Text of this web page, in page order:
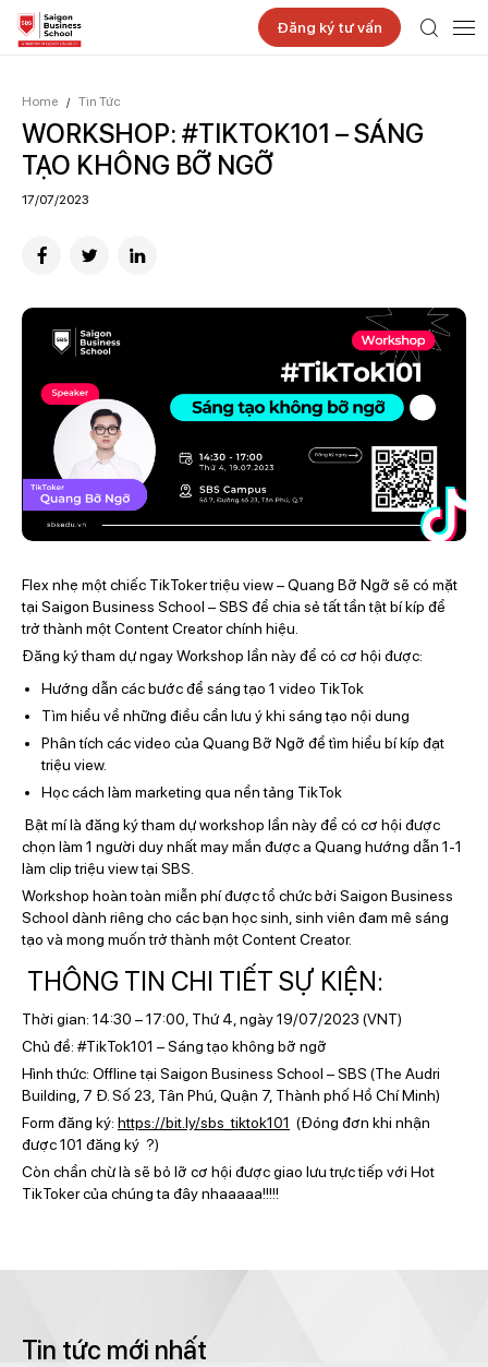
Đăng ký tư vấn
Home / Tin Tức
WORKSHOP: #TIKTOK101 – SÁNG
TẠO KHÔNG BỠ NGỠ
17/07/2023
Flex nhẹ một chiếc TikToker triệu view – Quang Bỡ Ngỡ sẽ có mặt
tại Saigon Business School – SBS để chia sẻ tất tần tật bí kíp để
trở thành một Content Creator chính hiệu.
Đăng ký tham dự ngay Workshop lần này để có cơ hội được:
Hướng dẫn các bước để sáng tạo 1 video TikTok
Tìm hiểu về những điều cần lưu ý khi sáng tạo nội dung
Phân tích các video của Quang Bỡ Ngỡ để tìm hiểu bí kíp đạt
triệu view.
Học cách làm marketing qua nền tảng TikTok
Bật mí là đăng ký tham dự workshop lần này để có cơ hội được
chọn làm 1 người duy nhất may mắn được a Quang hướng dẫn 1-1
làm clip triệu view tại SBS.
Workshop hoàn toàn miễn phí được tổ chức bởi Saigon Business
School dành riêng cho các bạn học sinh, sinh viên đam mê sáng
tạo và mong muốn trở thành một Content Creator.
THÔNG TIN CHI TIẾT SỰ KIỆN:
Thời gian: 14:30 – 17:00, Thứ 4, ngày 19/07/2023 (VNT)
Chủ đề: #TikTok101 – Sáng tạo không bỡ ngỡ
Hình thức: Offline tại Saigon Business School – SBS (The Audri
Building, 7 Đ. Số 23, Tân Phú, Quận 7, Thành phố Hồ Chí Minh)
Form đăng ký: https://bit.ly/sbs_tiktok101 (Đóng đơn khi nhận
được 101 đăng ký ?)
Còn chần chừ là sẽ bỏ lỡ cơ hội được giao lưu trực tiếp với Hot
TikToker của chúng ta đây nhaaaaa!!!!!
Tin tức mới nhất